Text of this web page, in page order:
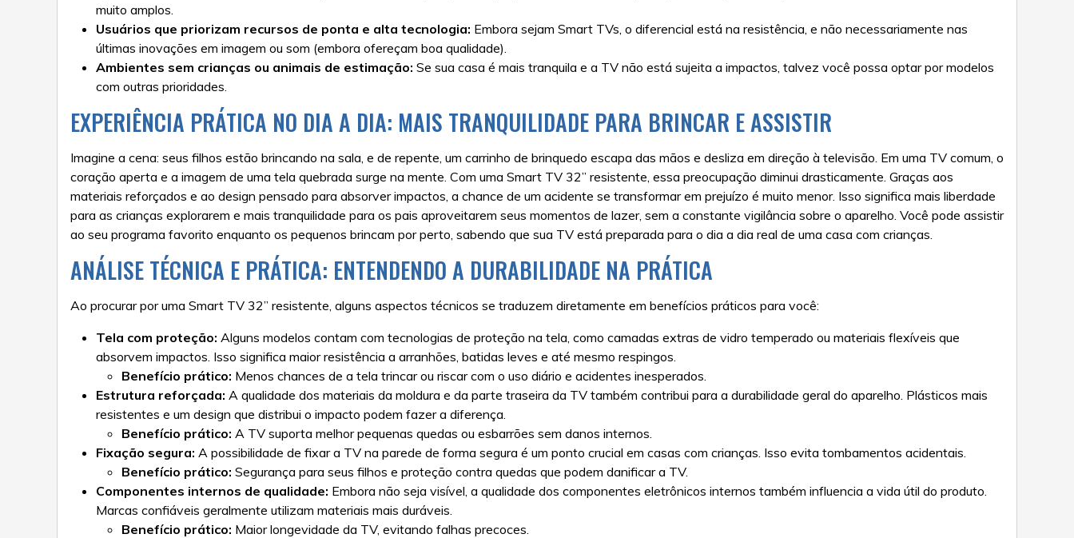
muito amplos.
Usuários que priorizam recursos de ponta e alta tecnologia: Embora sejam Smart TVs, o diferencial está na resistência, e não necessariamente nas
últimas inovações em imagem ou som (embora ofereçam boa qualidade).
Ambientes sem crianças ou animais de estimação: Se sua casa é mais tranquila e a TV não está sujeita a impactos, talvez você possa optar por modelos
com outras prioridades.
EXPERIÊNCIA PRÁTICA NO DIA A DIA: MAIS TRANQUILIDADE PARA BRINCAR E ASSISTIR
Imagine a cena: seus filhos estão brincando na sala, e de repente, um carrinho de brinquedo escapa das mãos e desliza em direção à televisão. Em uma TV comum, o
coração aperta e a imagem de uma tela quebrada surge na mente. Com uma Smart TV 32” resistente, essa preocupação diminui drasticamente. Graças aos
materiais reforçados e ao design pensado para absorver impactos, a chance de um acidente se transformar em prejuízo é muito menor. Isso significa mais liberdade
para as crianças explorarem e mais tranquilidade para os pais aproveitarem seus momentos de lazer, sem a constante vigilância sobre o aparelho. Você pode assistir
ao seu programa favorito enquanto os pequenos brincam por perto, sabendo que sua TV está preparada para o dia a dia real de uma casa com crianças.
ANÁLISE TÉCNICA E PRÁTICA: ENTENDENDO A DURABILIDADE NA PRÁTICA
Ao procurar por uma Smart TV 32” resistente, alguns aspectos técnicos se traduzem diretamente em benefícios práticos para você:
Tela com proteção: Alguns modelos contam com tecnologias de proteção na tela, como camadas extras de vidro temperado ou materiais flexíveis que
absorvem impactos. Isso significa maior resistência a arranhões, batidas leves e até mesmo respingos.
Benefício prático: Menos chances de a tela trincar ou riscar com o uso diário e acidentes inesperados.
Estrutura reforçada: A qualidade dos materiais da moldura e da parte traseira da TV também contribui para a durabilidade geral do aparelho. Plásticos mais
resistentes e um design que distribui o impacto podem fazer a diferença.
Benefício prático: A TV suporta melhor pequenas quedas ou esbarrões sem danos internos.
Fixação segura: A possibilidade de fixar a TV na parede de forma segura é um ponto crucial em casas com crianças. Isso evita tombamentos acidentais.
Benefício prático: Segurança para seus filhos e proteção contra quedas que podem danificar a TV.
Componentes internos de qualidade: Embora não seja visível, a qualidade dos componentes eletrônicos internos também influencia a vida útil do produto.
Marcas confiáveis geralmente utilizam materiais mais duráveis.
Benefício prático: Maior longevidade da TV, evitando falhas precoces.